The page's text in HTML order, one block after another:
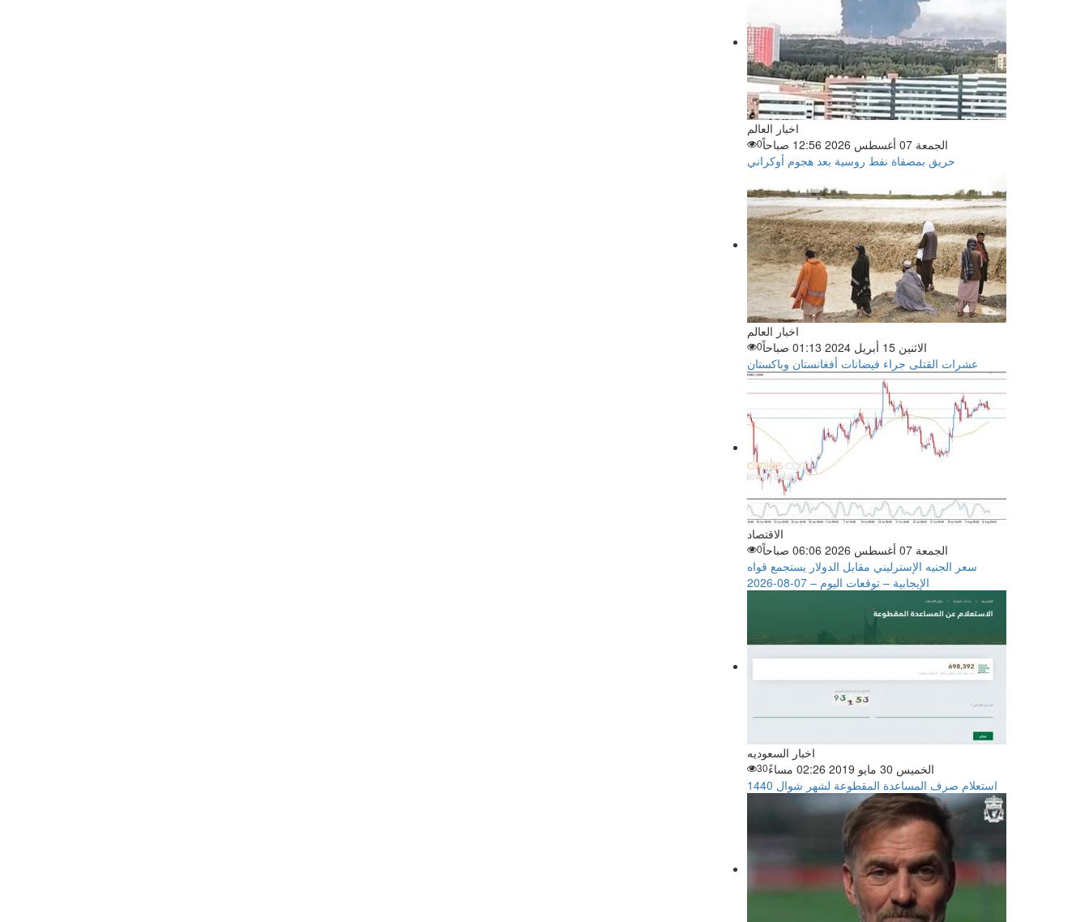
اخبار العالم
الجمعة 07 أغسطس 2026 12:56 صباحاً
0
حريق بمصفاة نفط روسية بعد هجوم أوكراني
اخبار العالم
الاثنين 15 أبريل 2024 01:13 صباحاً
0
عشرات القتلى جراء فيضانات أفغانستان وباكستان
الاقتصاد
الجمعة 07 أغسطس 2026 06:06 صباحاً
0
سعر الجنيه الإسترليني مقابل الدولار يستجمع قواه
الإيجابية – توقعات اليوم – 07-08-2026
اخبار السعوديه
الخميس 30 مايو 2019 02:26 مساءً
30
استعلام صرف المساعدة المقطوعة لشهر شوال 1440